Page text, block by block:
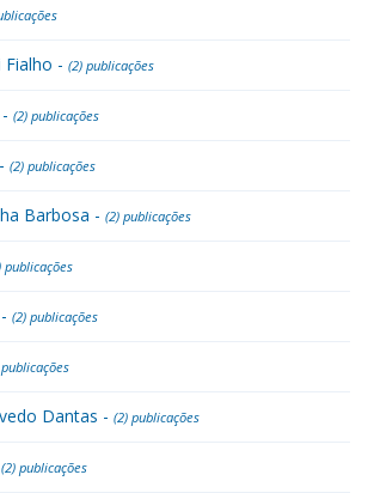
Fialho - (2) publicações
(2) publicações
(2) publicações
Barbosa - (2) publicações
publicações
(2) publicações
Dantas - (2) publicações
(2) publicações